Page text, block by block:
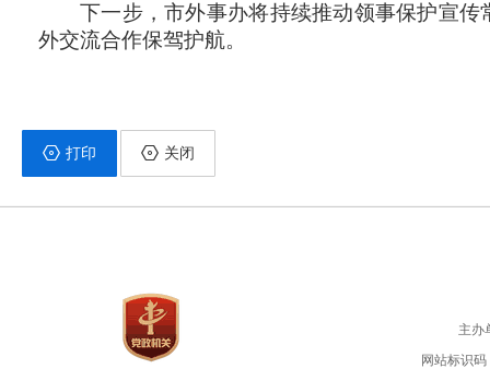
下一步，市外事办将持续推动领事保护宣传
外交流合作保驾护航。
打印 关闭
主办
网站标识码